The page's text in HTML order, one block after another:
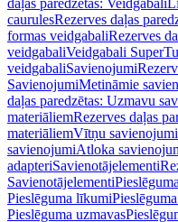
daļas paredzētas: Veidgabali
caurulesRezerves daļas
formas veidgabaliRezerves
veidgabaliVeidgabali
veidgabaliSavienojumi
SavienojumiMetināmie
daļas paredzētas: Uzmavu
materiāliemRezerves daļas
materiāliemVītņu savienojumi
savienojumiAtloka
adapteriSavienotājelementi
Savienotājelementi
Pieslēguma līkumi
Pieslēguma uzmavas